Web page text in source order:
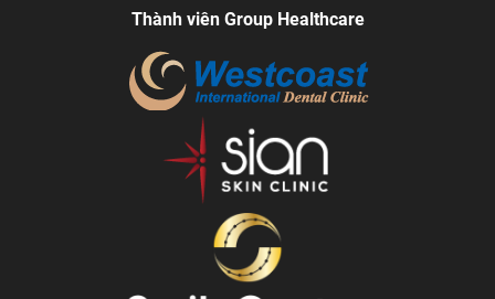
Thành viên Group Healthcare